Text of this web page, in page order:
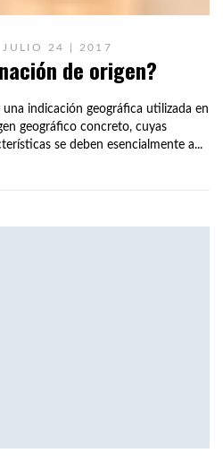
JULIO 24 | 2017
de origen?
indicación geográfica utilizada en
geográfico concreto, cuyas
se deben esencialmente a...